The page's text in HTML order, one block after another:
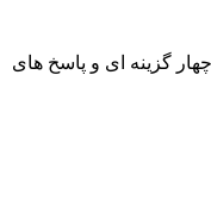
گزینه ای و پاسخ های